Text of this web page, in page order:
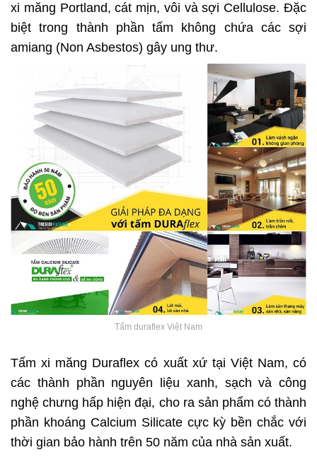
xi măng Portland, cát mịn, vôi và sợi Cellulose. Đặc
biệt trong thành phần tấm không chứa các sợi
amiang (Non Asbestos) gây ung thư.
Tấm duraflex Việt Nam
Tấm xi măng Duraflex có xuất xứ tại Việt Nam, có
các thành phần nguyên liệu xanh, sạch và công
nghệ chưng hấp hiện đại, cho ra sản phẩm có thành
phần khoáng Calcium Silicate cực kỳ bền chắc với
thời gian bảo hành trên 50 năm của nhà sản xuất.